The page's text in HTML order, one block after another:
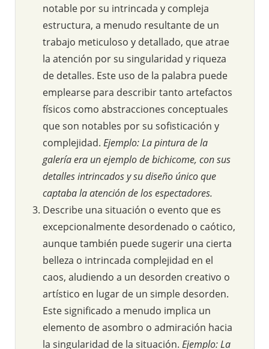
notable por su intrincada y compleja
estructura, a menudo resultante de un
trabajo meticuloso y detallado, que atrae
la atención por su singularidad y riqueza
de detalles. Este uso de la palabra puede
emplearse para describir tanto artefactos
físicos como abstracciones conceptuales
que son notables por su sofisticación y
complejidad. Ejemplo: La pintura de la
galería era un ejemplo de bichicome, con sus
detalles intrincados y su diseño único que
captaba la atención de los espectadores.
Describe una situación o evento que es
excepcionalmente desordenado o caótico,
aunque también puede sugerir una cierta
belleza o intrincada complejidad en el
caos, aludiendo a un desorden creativo o
artístico en lugar de un simple desorden.
Este significado a menudo implica un
elemento de asombro o admiración hacia
la singularidad de la situación. Ejemplo: La